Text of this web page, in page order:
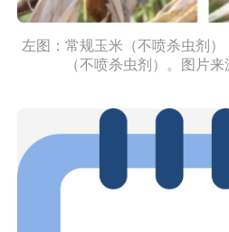
左图：常规玉米（不喷杀虫剂
（不喷杀虫剂）。图片来